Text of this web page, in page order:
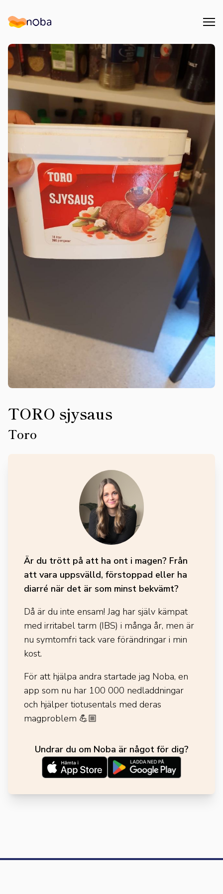
Noba
TORO sjysaus
Toro
Är du trött på att ha ont i magen? Från
att vara uppsvälld, förstoppad eller ha
diarré när det är som minst bekvämt?
Då är du inte ensam! Jag har själv kämpat
med irritabel tarm (IBS) i många år, men är
nu symtomfri tack vare förändringar i min
kost.
För att hjälpa andra startade jag Noba, en
app som nu har 100 000 nedladdningar
och hjälper tiotusentals med deras
magproblem 💪🏼
Undrar du om Noba är något för dig?